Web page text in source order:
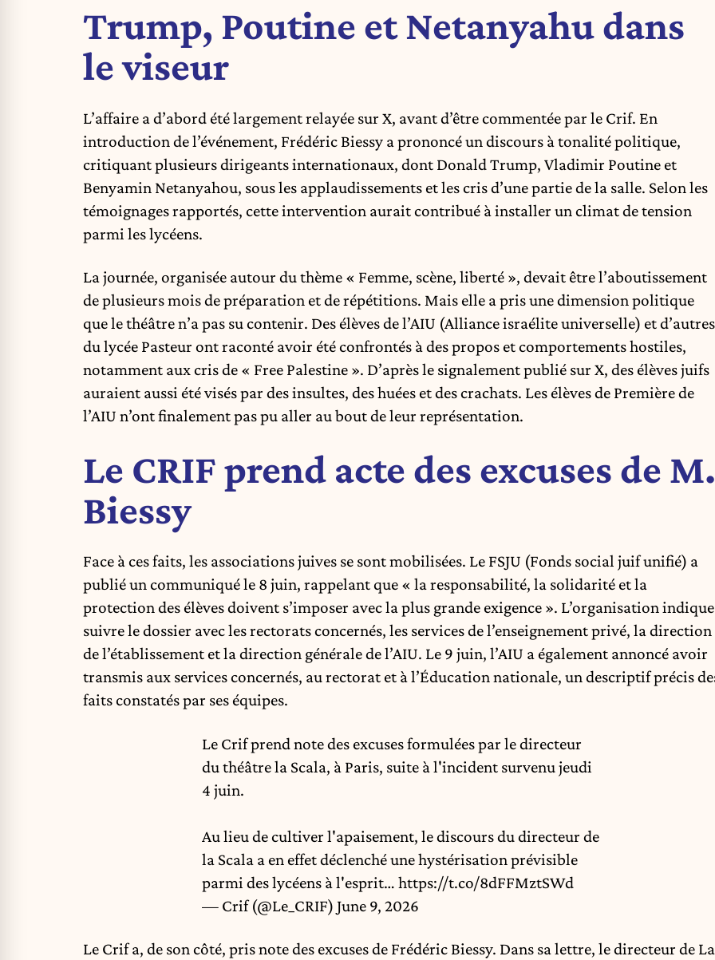
Trump, Poutine et Netanyahu dans
le viseur
L’affaire a d’abord été largement relayée sur X, avant d’être commentée par le Crif. En
introduction de l’événement, Frédéric Biessy a prononcé un discours à tonalité politique,
critiquant plusieurs dirigeants internationaux, dont Donald Trump, Vladimir Poutine et
Benyamin Netanyahou, sous les applaudissements et les cris d’une partie de la salle. Selon les
témoignages rapportés, cette intervention aurait contribué à installer un climat de tension
parmi les lycéens.
La journée, organisée autour du thème « Femme, scène, liberté », devait être l’aboutissement
de plusieurs mois de préparation et de répétitions. Mais elle a pris une dimension politique
que le théâtre n’a pas su contenir. Des élèves de l’AIU (Alliance israélite universelle) et d’autres
du lycée Pasteur ont raconté avoir été confrontés à des propos et comportements hostiles,
notamment aux cris de « Free Palestine ». D’après le signalement publié sur X, des élèves juifs
auraient aussi été visés par des insultes, des huées et des crachats. Les élèves de Première de
l’AIU n’ont finalement pas pu aller au bout de leur représentation.
Le CRIF prend acte des excuses de M.
Biessy
Face à ces faits, les associations juives se sont mobilisées. Le FSJU (Fonds social juif unifié) a
publié un communiqué le 8 juin, rappelant que « la responsabilité, la solidarité et la
protection des élèves doivent s’imposer avec la plus grande exigence ». L’organisation indique
suivre le dossier avec les rectorats concernés, les services de l’enseignement privé, la direction
de l’établissement et la direction générale de l’AIU. Le 9 juin, l’AIU a également annoncé avoir
transmis aux services concernés, au rectorat et à l’Éducation nationale, un descriptif précis
faits constatés par ses équipes.
Le Crif prend note des excuses formulées par le directeur
du théâtre la Scala, à Paris, suite à l'incident survenu jeudi
4 juin.
Au lieu de cultiver l'apaisement, le discours du directeur de
la Scala a en effet déclenché une hystérisation prévisible
parmi des lycéens à l'esprit… https://t.co/8dFFMztSWd
— Crif (@Le_CRIF) June 9, 2026
Le Crif a, de son côté, pris note des excuses de Frédéric Biessy. Dans sa lettre, le directeur de La